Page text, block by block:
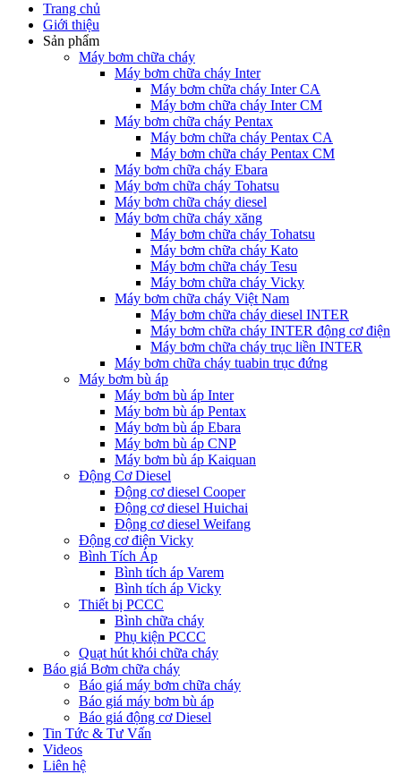
Trang chủ
Giới thiệu
Sản phẩm
Máy bơm chữa cháy
Máy bơm chữa cháy Inter
Máy bơm chữa cháy Inter CA
Máy bơm chữa cháy Inter CM
Máy bơm chữa cháy Pentax
Máy bơm chữa cháy Pentax CA
Máy bơm chữa cháy Pentax CM
Máy bơm chữa cháy Ebara
Máy bơm chữa cháy Tohatsu
Máy bơm chữa cháy diesel
Máy bơm chữa cháy xăng
Máy bơm chữa cháy Tohatsu
Máy bơm chữa cháy Kato
Máy bơm chữa cháy Tesu
Máy bơm chữa cháy Vicky
Máy bơm chữa cháy Việt Nam
Máy bơm chữa cháy diesel INTER
Máy bơm chữa cháy INTER động cơ điện
Máy bơm chữa cháy trục liền INTER
Máy bơm chữa cháy tuabin trục đứng
Máy bơm bù áp
Máy bơm bù áp Inter
Máy bơm bù áp Pentax
Máy bơm bù áp Ebara
Máy bơm bù áp CNP
Máy bơm bù áp Kaiquan
Động Cơ Diesel
Động cơ diesel Cooper
Động cơ diesel Huichai
Động cơ diesel Weifang
Động cơ điện Vicky
Bình Tích Áp
Bình tích áp Varem
Bình tích áp Vicky
Thiết bị PCCC
Bình chữa cháy
Phụ kiện PCCC
Quạt hút khói chữa cháy
Báo giá Bơm chữa cháy
Báo giá máy bơm chữa cháy
Báo giá máy bơm bù áp
Báo giá động cơ Diesel
Tin Tức & Tư Vấn
Videos
Liên hệ